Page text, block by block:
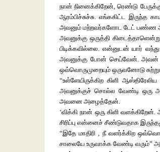
நான் நினைக்கிறேன், ரெண்டு
ஆரம்பிச்சுச்சு. எங்ககிட்ட இருந்த
அவனும் மற்றவர்களோட டேட் பண்ண
அவனுக்கு ஒருத்தி
பிடிக்கவில்லை. என்னுடன் யார்
அவனுக்கு போன் செய்வேன். அவன்
ஒவ்வொருமுறையும் ஒருவனோடு
“உள்ளேயிருக்கிற கிளி
அவனுக்குச் சொல்ல வேண்டி ஒரு
அவனை அழைத்தேன்.
‘விக்கி நான் ஒரு கிளி
சிரிப்பு என்னைச் சீண்டுவதாக
“இதே மாதிரி , நீ வளர்க்கிற
சாலையே உருவாக்க வேண்டி வரும்”